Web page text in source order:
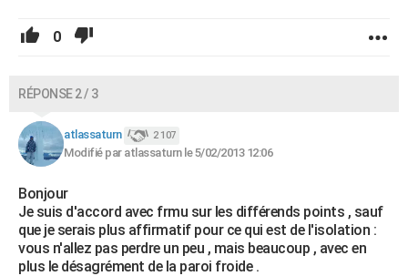
0
RÉPONSE 2 / 3
atlassaturn 2 107
Modifié par atlassaturn le 5/02/2013 12:06
Bonjour
Je suis d'accord avec frmu sur les différends points , sauf
que je serais plus affirmatif pour ce qui est de l'isolation :
vous n'allez pas perdre un peu , mais beaucoup , avec en
plus le désagrément de la paroi froide .